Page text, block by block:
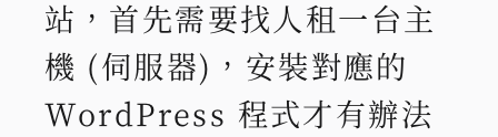
站，首先需要找人租一台主
機 (伺服器)，安裝對應的
WordPress 程式才有辦法